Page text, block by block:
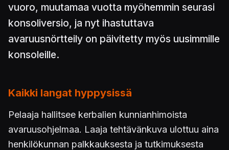
vuoro, muutamaa vuotta myöhemmin seurasi
konsoliversio, ja nyt ihastuttava
avaruusnörtteily on päivitetty myös uusimmille
konsoleille.
Kaikki langat hyppysissä
Pelaaja hallitsee kerbalien kunnianhimoista
avaruusohjelmaa. Laaja tehtävänkuva ulottuu aina
henkilökunnan palkkauksesta ja tutkimuksesta